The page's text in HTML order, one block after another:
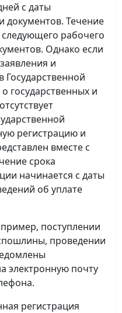
с даты
документов. Течение
следующего рабочего
Однако если
и
государственных и
регистрацию и
вместе с
срока
начинается с даты
об уплате
поступлении
проведении
электронную почту
регистрация